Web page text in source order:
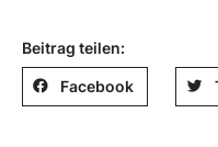
Beitrag teilen:
Facebook